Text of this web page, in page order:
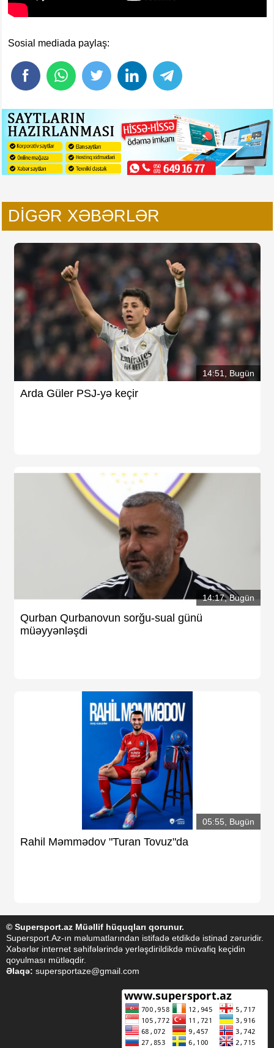
Sosial mediada paylaş:
DIGƏR XƏBƏRLƏR
14:51, Bugün
Arda Güler PSJ-yə keçir
14:17, Bugün
Qurban Qurbanovun sorğu-sual günü
müəyyənləşdi
05:55, Bugün
Rahil Məmmədov "Turan Tovuz"da
© Supersport.az Müəllif hüquqları qorunur.
Supersport.Az-ın məlumatlarından istifadə etdikdə istinad zəruridir.
Xəbərlər internet səhifələrində yerləşdirildikdə müvafiq keçidin
qoyulması mütləqdir.
Əlaqə: supersportaze@gmail.com